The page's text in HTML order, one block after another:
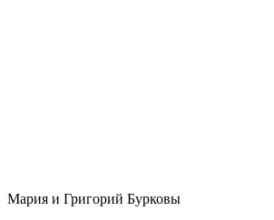
Мария и Григорий Бурковы